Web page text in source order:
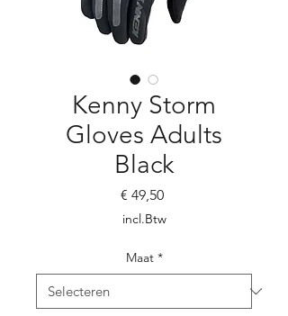
Kenny Storm
Gloves Adults
Black
€ 49,50Prijs
incl.Btw
Maat *